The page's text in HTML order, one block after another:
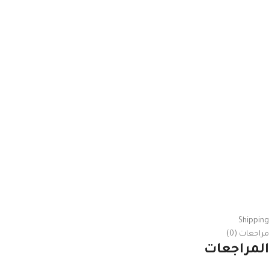
Shipping
مراجعات (0)
المراجعات